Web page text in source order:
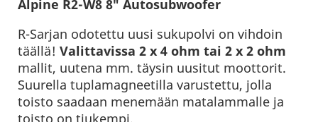
Alpine R2-W8 8″ Autosubwoofer
R-Sarjan odotettu uusi sukupolvi on vihdoin
täällä!Valittavissa 2 x 4 ohm tai 2 x 2 ohm
mallit, uutena mm. täysin uusitut moottorit.
Suurella tuplamagneetilla varustettu, jolla
toisto saadaan menemään matalammalle ja
toisto on tiukempi.